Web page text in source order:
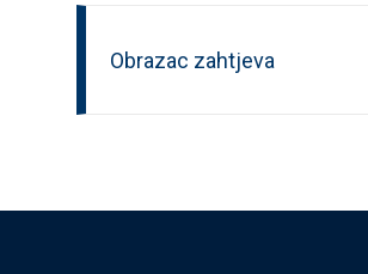
Obrazac zahtjeva